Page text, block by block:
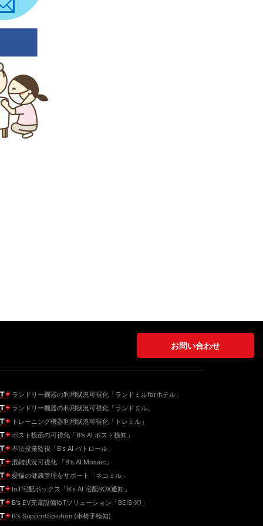
お問い合わせ
ランドリー機器の利用状況可視化「ランドミルforホテル」
ランドリー機器の利用状況可視化「ランドミル」
トレーニング機器利用状況可視化「トレミル」
ポスト投函の可視化「B's AI ポスト検知」
不法投棄監視「B's AI パトロール」
混雑状況可視化 「B's AI Mosaic」
愛猫の健康管理をサポート「ネコミル」
IoT宅配ボックス「B's AI 宅配BOX通知」
B's EV充電設備IoTソリューション「BEIS-X1」
B's SupportSolution (車椅子検知)